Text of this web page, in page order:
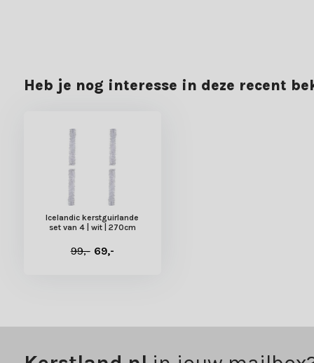
Gratis verzending bij bestellingen boven €49,-
Heb je nog interesse in deze recent
Icelandic kerstguirlande
set van 4 | wit | 270cm
99,- 69,-